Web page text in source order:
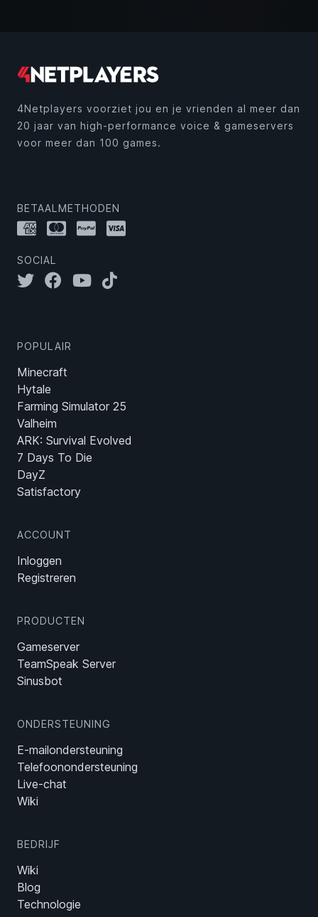
4Netplayers voorziet jou en je vrienden al meer dan
20 jaar van high-performance voice & gameservers
voor meer dan 100 games.
BETAALMETHODEN
SOCIAL
POPULAIR
Minecraft
Hytale
Farming Simulator 25
Valheim
ARK: Survival Evolved
7 Days To Die
DayZ
Satisfactory
ACCOUNT
Inloggen
Registreren
PRODUCTEN
Gameserver
TeamSpeak Server
Sinusbot
ONDERSTEUNING
E-mailondersteuning
Telefoonondersteuning
Live-chat
Wiki
BEDRIJF
Wiki
Blog
Technologie